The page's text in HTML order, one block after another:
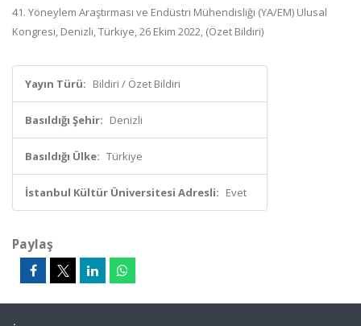
41. Yöneylem Araştırması ve Endüstri Mühendisliği (YA/EM) Ulusal
Kongresi, Denizli, Türkiye, 26 Ekim 2022, (Özet Bildiri)
Yayın Türü: Bildiri / Özet Bildiri
Basıldığı Şehir: Denizli
Basıldığı Ülke: Türkiye
İstanbul Kültür Üniversitesi Adresli: Evet
Paylaş